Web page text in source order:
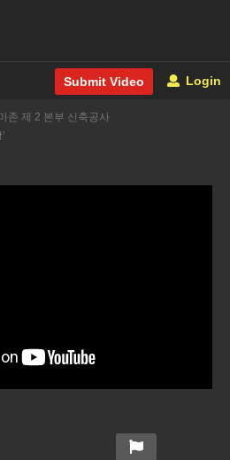
Submit Video Login
존 제 2 본부 신축공사